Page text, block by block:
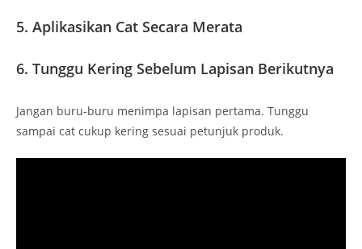
5. Aplikasikan Cat Secara Merata
6. Tunggu Kering Sebelum Lapisan Berikutnya
Jangan buru-buru menimpa lapisan pertama. Tunggu
sampai cat cukup kering sesuai petunjuk produk.